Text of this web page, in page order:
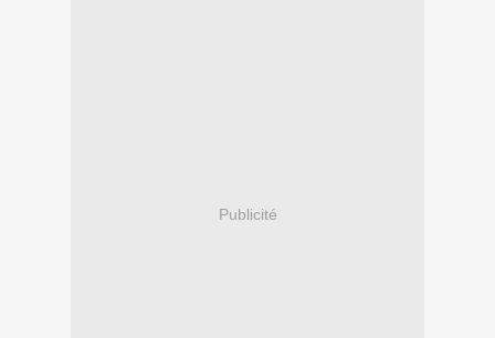
Publicité